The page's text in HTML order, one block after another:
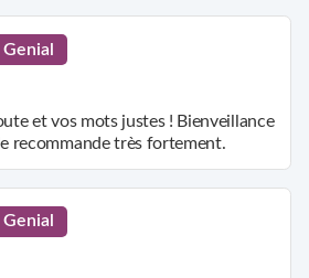
avenir sans craintes. C'est avec
et sans aucun jugement que je mets
disposition pour vous guider pas
plus serein et épanouissant.
Genial
et vos mots justes ! Bienveillance
recommande très fortement.
Genial